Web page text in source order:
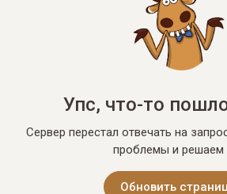
Упс, что-то
Сервер перестал отвечать на
проблемы и решаем
Обновить